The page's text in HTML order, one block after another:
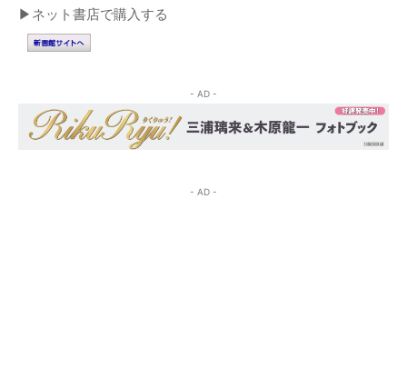
▶ネット書店で購入する
- AD -
- AD -